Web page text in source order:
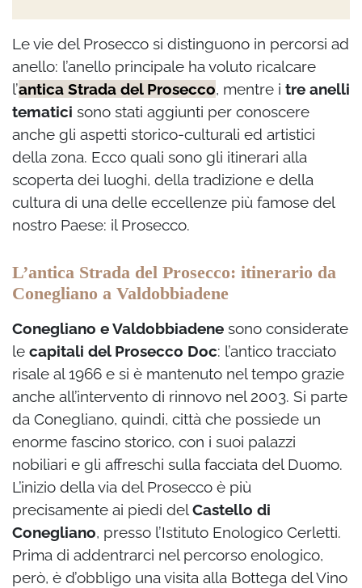
Le vie del Prosecco si distinguono in percorsi ad
anello: l’anello principale ha voluto ricalcare
l’antica Strada del Prosecco, mentre i tre anelli
tematici sono stati aggiunti per conoscere
anche gli aspetti storico-culturali ed artistici
della zona. Ecco quali sono gli itinerari alla
scoperta dei luoghi, della tradizione e della
cultura di una delle eccellenze più famose del
nostro Paese: il Prosecco.
L’antica Strada del Prosecco: itinerario da
Conegliano a Valdobbiadene
Conegliano e Valdobbiadene sono considerate
le capitali del Prosecco Doc: l’antico tracciato
risale al 1966 e si è mantenuto nel tempo grazie
anche all’intervento di rinnovo nel 2003. Si parte
da Conegliano, quindi, città che possiede un
enorme fascino storico, con i suoi palazzi
nobiliari e gli affreschi sulla facciata del Duomo.
L’inizio della via del Prosecco è più
precisamente ai piedi delCastello di
Conegliano, presso l’Istituto Enologico Cerletti.
Prima di addentrarci nel percorso enologico,
però, è d’obbligo una visita alla Bottega del Vino